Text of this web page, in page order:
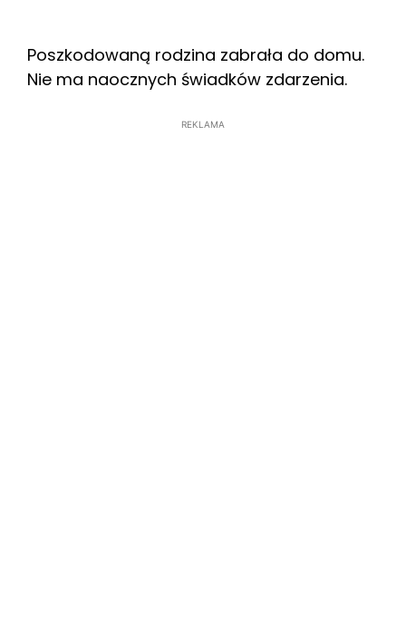
Poszkodowaną rodzina zabrała do domu.
Nie ma naocznych świadków zdarzenia.
REKLAMA